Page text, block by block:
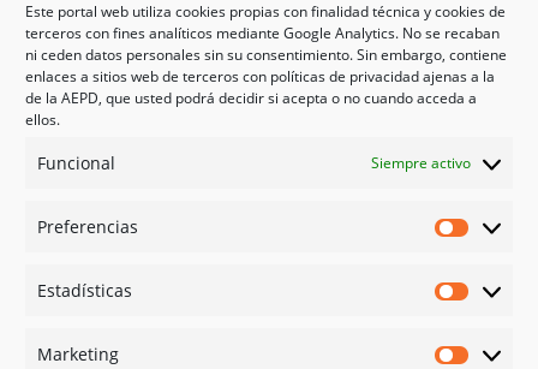
Este portal web utiliza cookies propias con finalidad técnica y cookies de
terceros con fines analíticos mediante Google Analytics. No se recaban
ni ceden datos personales sin su consentimiento. Sin embargo, contiene
enlaces a sitios web de terceros con políticas de privacidad ajenas a la
de la AEPD, que usted podrá decidir si acepta o no cuando acceda a
ellos.
Funcional Siempre activo
Preferencias
Estadísticas
Marketing
Mapa del sitio
Mi cuenta
Tienda
Psicología en Murcia
Guías
Redes sociales
Instagram
Linked in